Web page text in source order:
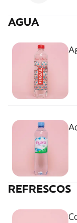
AGUA
REFRESCOS